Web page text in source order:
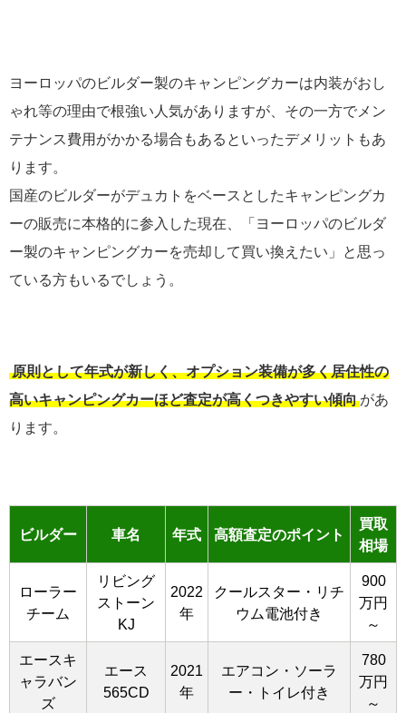
ヨーロッパのビルダー製のキャンピングカーは内装がおし
ゃれ等の理由で根強い人気がありますが、その一方でメン
テナンス費用がかかる場合もあるといったデメリットもあ
ります。
国産のビルダーがデュカトをベースとしたキャンピングカ
ーの販売に本格的に参入した現在、「ヨーロッパのビルダ
ー製のキャンピングカーを売却して買い換えたい」と思っ
ている方もいるでしょう。
原則として年式が新しく、オプション装備が多く居住性の
高いキャンピングカーほど査定が高くつきやすい傾向 があ
ります。
ビルダー 車名 年式 高額査定のポイント
買取
相場
ローラー
チーム
リビング
ストーン
KJ
2022
年
クールスター・リチ
ウム電池付き
900
万円
～
エースキ
ャラバン
ズ
エース
565CD
2021
年
エアコン・ソーラ
ー・トイレ付き
780
万円
～